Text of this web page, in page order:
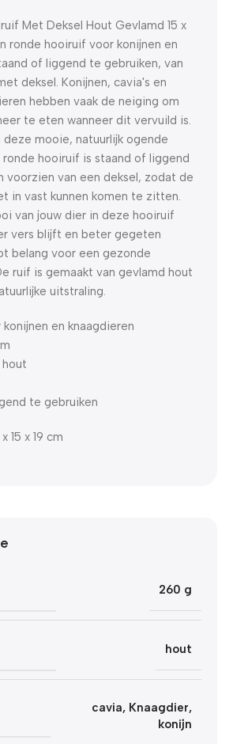
Met Deksel Hout Gevlamd 15 x
ronde hooiruif voor konijnen en
of liggend te gebruiken, van
deksel. Konijnen, cavia's en
hebben vaak de neiging om
te eten wanneer dit vervuild is.
deze mooie, natuurlijk ogende
hooiruif is staand of liggend
voorzien van een deksel, zodat de
in vast kunnen komen te zitten.
van jouw dier in deze hooiruif
vers blijft en beter gegeten
belang voor een gezonde
ruif is gemaakt van gevlamd hout
uitstraling.
en knaagdieren
hout
te gebruiken
15 x 19 cm
260 g
hout
cavia, Knaagdier,
konijn